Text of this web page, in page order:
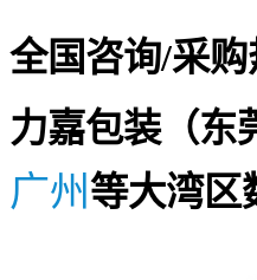
全国咨询/采购
力嘉包装（东
广州等大湾区